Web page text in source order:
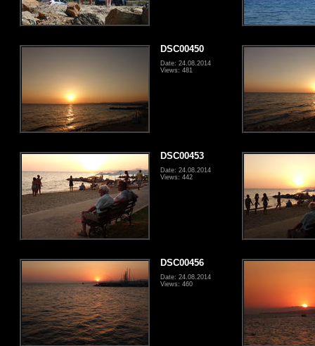
DSC00450
Date: 24.08.2014
Views: 481
DSC00453
Date: 24.08.2014
Views: 442
DSC00456
Date: 24.08.2014
Views: 460